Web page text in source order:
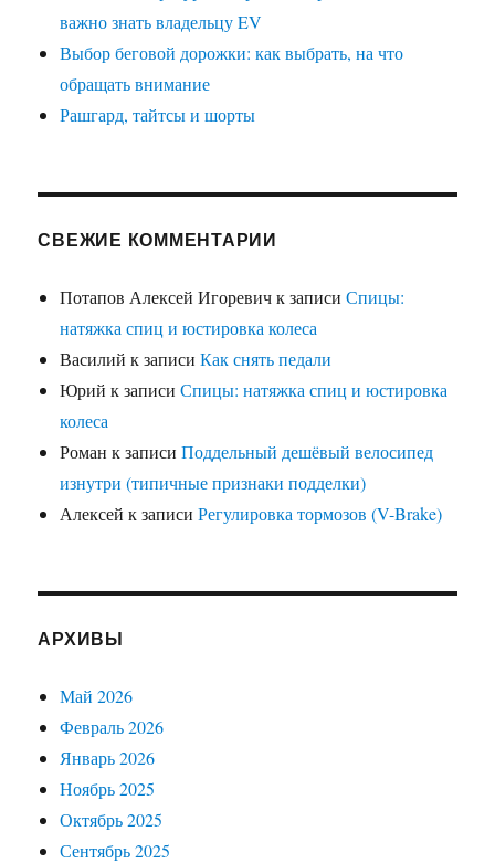
важно знать владельцу EV
Выбор беговой дорожки: как выбрать, на что
обращать внимание
Рашгард, тайтсы и шорты
СВЕЖИЕ КОММЕНТАРИИ
Потапов Алексей Игоревичк записиСпицы:
натяжка спиц и юстировка колеса
Василий к записиКак снять педали
Юрий к записиСпицы: натяжка спиц и юстировка
колеса
Роман к записиПоддельный дешёвый велосипед
изнутри (типичные признаки подделки)
Алексей к записиРегулировка тормозов (V-Brake)
АРХИВЫ
Май 2026
Февраль 2026
Январь 2026
Ноябрь 2025
Октябрь 2025
Сентябрь 2025